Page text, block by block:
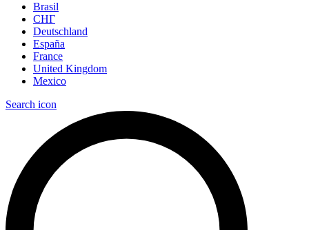
Brasil
СНГ
Deutschland
España
France
United Kingdom
Mexico
Search icon